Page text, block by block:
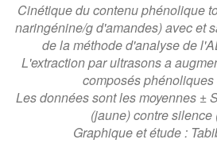
Cinétique du contenu phénolique
naringénine/g d'amandes) avec et
de la méthode d'analyse de
L'extraction par ultrasons a
composés phénoliques
Les données sont les moyennes ±
(jaune) contre silence
Graphique et étude :